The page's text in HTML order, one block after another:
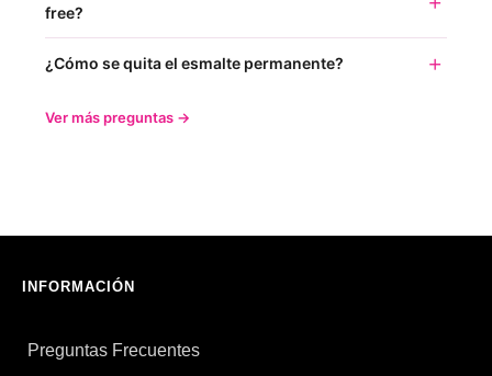
free?
¿Cómo se quita el esmalte permanente?
Ver más preguntas →
INFORMACIÓN
Preguntas Frecuentes